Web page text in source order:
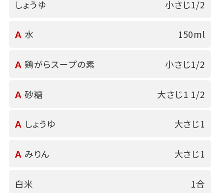
しょうゆ 小さじ1/2
Ａ 水 150ml
Ａ 鶏がらスープの素 小さじ1/2
Ａ 砂糖 大さじ1 1/2
Ａ しょうゆ 大さじ1
Ａ みりん 大さじ1
白米 1合